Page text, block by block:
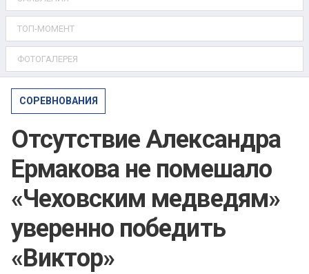
ТОП-МОМЕНТ
ФОТОГАЛЕРЕЯ
СОРЕВНОВАНИЯ
Отсутствие Александра
Ермакова не помешало
«Чеховским медведям»
уверенно победить
«Виктор»